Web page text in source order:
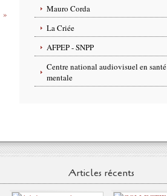
Mauro Corda
La Criée
AFPEP - SNPP
Centre national audiovisuel en santé
mentale
Articles récents